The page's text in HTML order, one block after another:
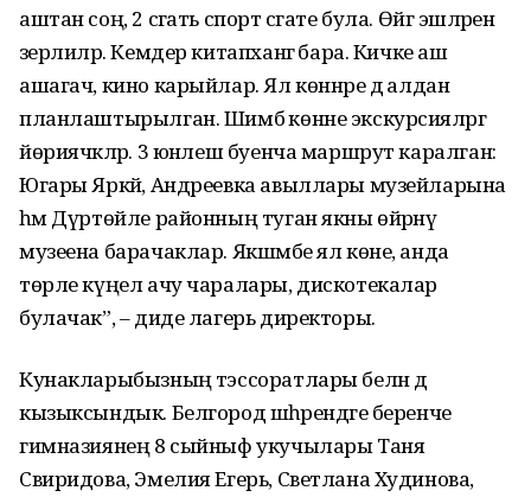
аштан соң, 2 сәгать спорт сәгате була. Өйгә эшләрен
әзерлиләр. Кемдер китапханәгә бара. Кичке аш
ашагач, кино карыйлар. Ял көннәре дә алдан
планлаштырылган. Шимбә көнне экскурсияләргә
йөриячәкләр. 3 юнәлеш буенча маршрут каралган:
Югары Яркәй, Андреевка авыллары музейларына
һәм Дүртөйле районның туган якны өйрәнү
музеена барачаклар. Якшәмбе ял көне, анда
төрле күңел ачу чаралары, дискотекалар
булачак”, – диде лагерь директоры.
Кунакларыбызның тәэссоратлары белән дә
кызыксындык. Белгород шәһәрендәге беренче
гимназиянең 8 сыйныф укучылары Таня
Свиридова, Эмелия Егерь, Светлана Худинова,